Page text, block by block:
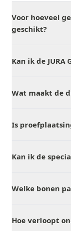
Voor hoeveel
geschikt?
Kan ik de JURA
Wat maakt de
Is
Kan ik de
Welke bonen
Hoe verloopt